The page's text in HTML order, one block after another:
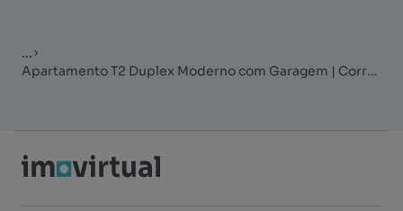
...
Apartamento T2 Duplex Moderno com Garagem | Corroios - Vale de Milh...